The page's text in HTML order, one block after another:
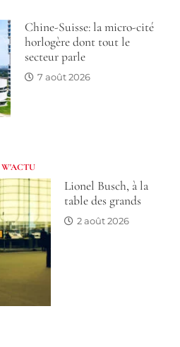
Chine-Suisse: la micro-cité
horlogère dont tout le
secteur parle
7 août 2026
W'ACTU
Lionel Busch, à la
table des grands
2 août 2026